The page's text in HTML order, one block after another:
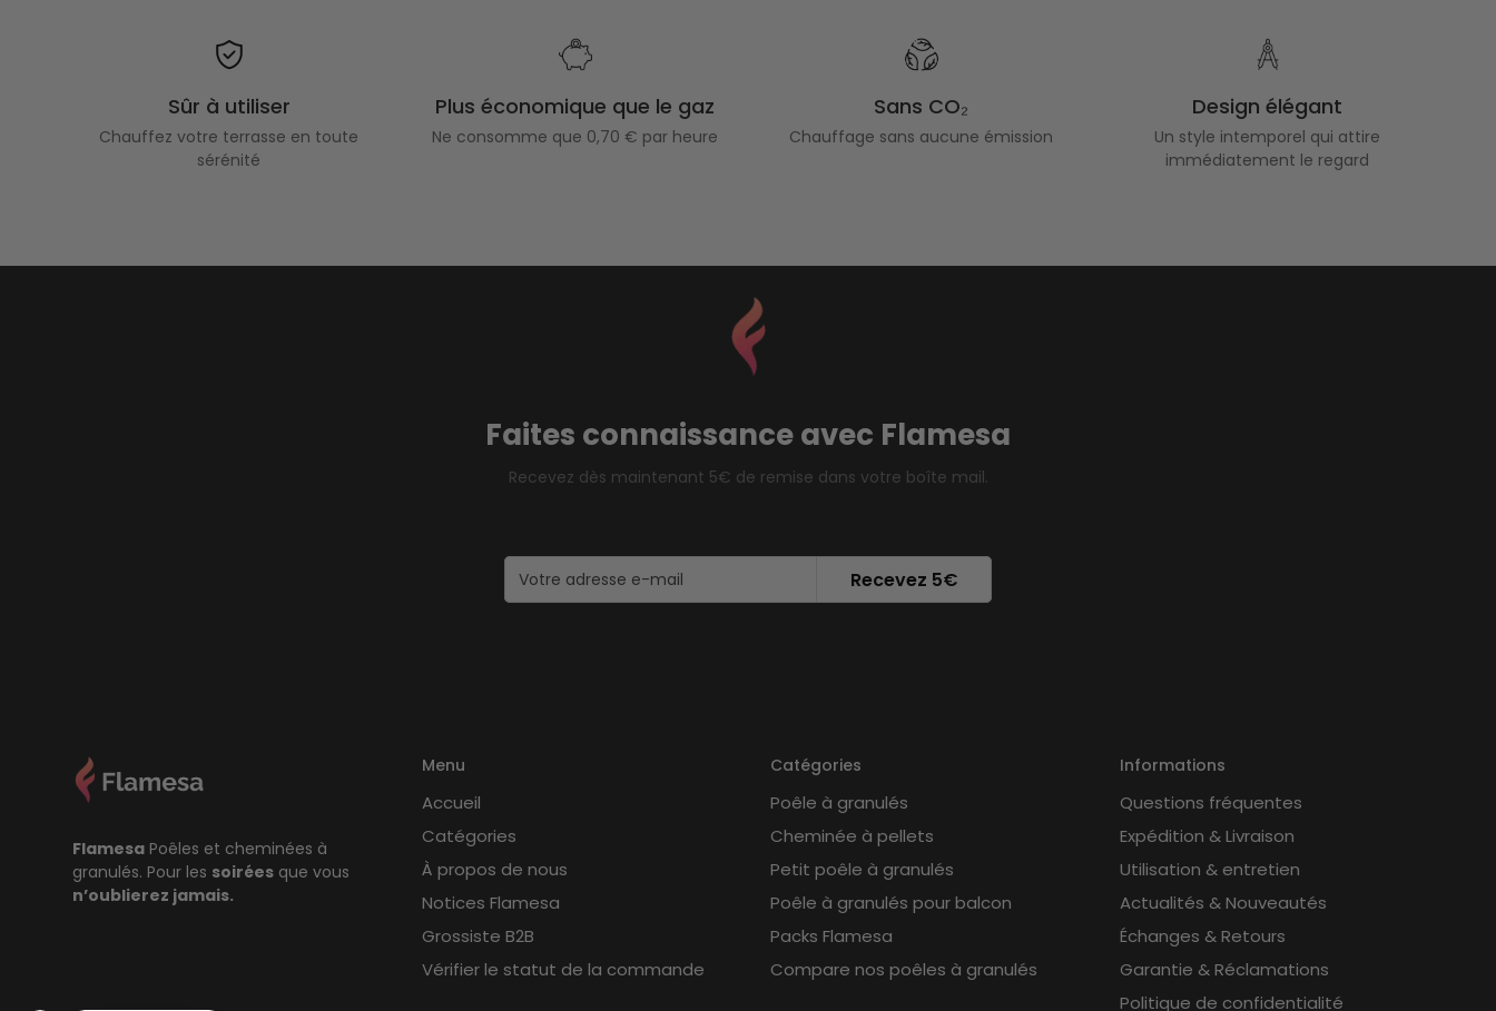
Sûr à utiliser
Chauffez votre terrasse en toute
sérénité
Plus économique que le gaz
Ne consomme que 0,70 € par heure
Sans CO₂
Chauffage sans aucune émission
Design élégant
Un style intemporel qui attire
immédiatement le regard
Faites connaissance avec Flamesa
Recevez dès maintenant 5€ de remise dans votre boîte mail.
Recevez 5€
Flamesa Poêles et cheminées à
granulés. Pour les soirées que vous
n’oublierez jamais.
Menu
Accueil
Catégories
À propos de nous
Notices Flamesa
Grossiste B2B
Vérifier le statut de la commande
Catégories
Poêle à granulés
Cheminée à pellets
Petit poêle à granulés
Poêle à granulés pour balcon
Packs Flamesa
Compare nos poêles à granulés
Informations
Questions fréquentes
Expédition & Livraison
Utilisation & entretien
Actualités & Nouveautés
Échanges & Retours
Garantie & Réclamations
Politique de confidentialité